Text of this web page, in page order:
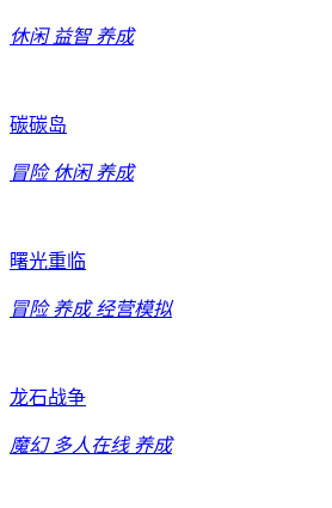
休闲 益智 养成
碳碳岛
冒险 休闲 养成
曙光重临
冒险 养成 经营模拟
龙石战争
魔幻 多人在线 养成